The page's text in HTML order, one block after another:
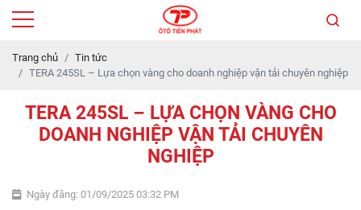
Trang chủ
Tin tức
TERA 245SL – Lựa chọn vàng cho doanh nghiệp vận tải chuyên nghiệp
TERA 245SL – LỰA CHỌN VÀNG CHO
DOANH NGHIỆP VẬN TẢI CHUYÊN
NGHIỆP
Ngày đăng: 01/09/2025 03:32 PM